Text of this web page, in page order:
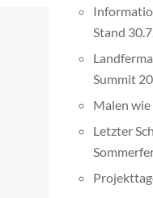
Stand
Summit
Malen
Letzter